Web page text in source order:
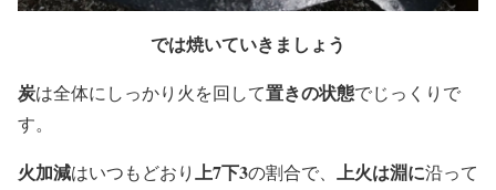
では焼いていきましょう
炭は全体にしっかり火を回して置きの状態でじっくりで
す。
火加減はいつもどおり上7下3の割合で、 上火は淵に沿って